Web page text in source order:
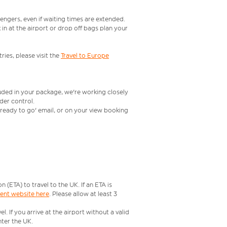
even if waiting times are extended.
at the airport or drop off bags plan your
please visit the Travel to Europe
in your package, we're working closely
control.
to go' email, or on your view booking
(ETA) to travel to the UK. If an ETA is
website here. Please allow at least 3
If you arrive at the airport without a valid
the UK.